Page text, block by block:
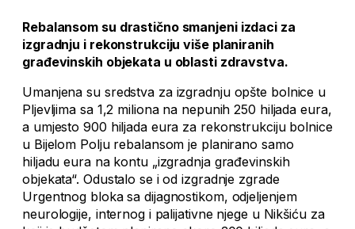
Rebalansom su drastično smanjeni izdaci za
izgradnju i rekonstrukciju više planiranih
građevinskih objekata u oblasti zdravstva.
Umanjena su sredstva za izgradnju opšte bolnice u
Pljevljima sa 1,2 miliona na nepunih 250 hiljada eura,
a umjesto 900 hiljada eura za rekonstrukciju bolnice
u Bijelom Polju rebalansom je planirano samo
hiljadu eura na kontu „izgradnja građevinskih
objekata“. Odustalo se i od izgradnje zgrade
Urgentnog bloka sa dijagnostikom, odjeljenjem
neurologije, internog i palijativne njege u Nikšiću za